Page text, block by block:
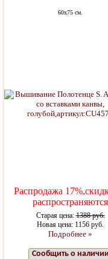
60x75 см.
Распродажа
распространяются
Старая цена:1388 руб.
Новая цена: 1156 руб.
Подробнее »
Сообщить о наличии